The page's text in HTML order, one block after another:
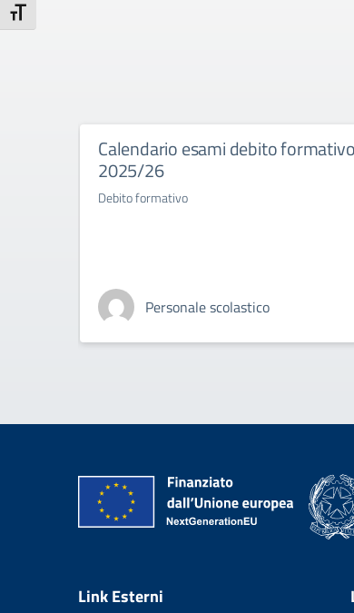
Attiva/disattiva dimensione testo
Calendario esami debito
2025/26
Debito formativo
Personale scolastico
Link Esterni